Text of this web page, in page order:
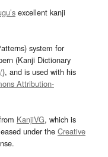
excellent kanji
system for
(Kanji Dictionary
), and is used with his
Attribution-
KanjiVG, which is
under the Creative